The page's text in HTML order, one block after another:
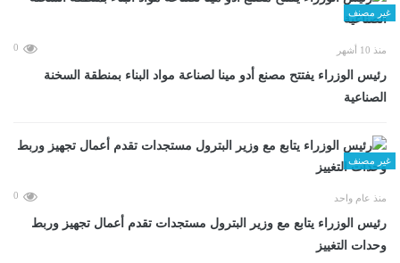
غير مصنف
منذ 10 أشهر 0
رئيس الوزراء يفتتح مصنع أدو مينا لصناعة مواد البناء بمنطقة السخنة
الصناعية
غير مصنف
منذ عام واحد 0
رئيس الوزراء يتابع مع وزير البترول مستجدات تقدم أعمال تجهيز وربط
وحدات التغييز